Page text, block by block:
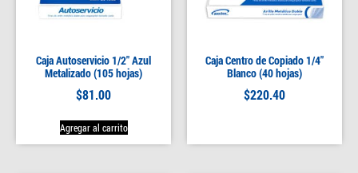
Caja Autoservicio 1/2″ Azul
Metalizado (105 hojas)
$81.00
Agregar al carrito
Caja Centro de Copiado 1/4″
Blanco (40 hojas)
$220.40